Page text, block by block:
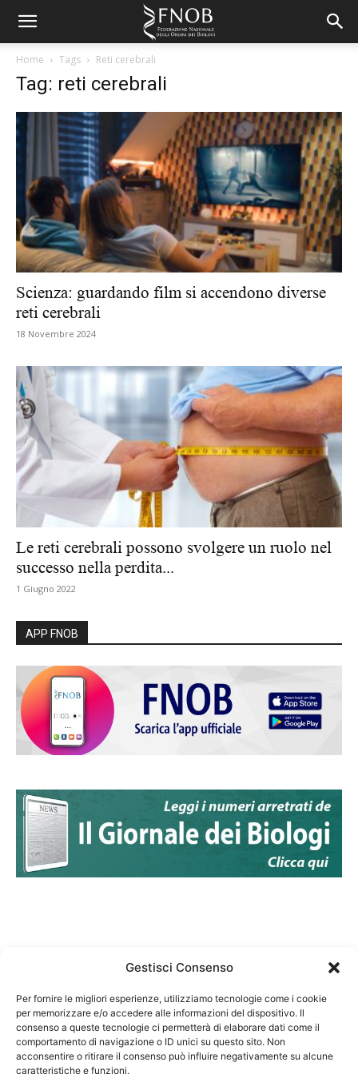
Gestisci Consenso
Per fornire le migliori esperienze, utilizziamo tecnologie come i cookie
per memorizzare e/o accedere alle informazioni del dispositivo. Il
consenso a queste tecnologie ci permetterà di elaborare dati come il
comportamento di navigazione o ID unici su questo sito. Non
acconsentire o ritirare il consenso può influire negativamente su alcune
caratteristiche e funzioni.
Home Tags Reti cerebrali
Tag: reti cerebrali
Scienza: guardando film si accendono diverse
reti cerebrali
18 Novembre 2024
Le reti cerebrali possono svolgere un ruolo nel
successo nella perdita...
1 Giugno 2022
APP FNOB
Federazione Nazionale Degli Ordini dei Biologi:
codice fiscale 80069130583
Responsabile sito internet www.fnob.it: Vincenzo